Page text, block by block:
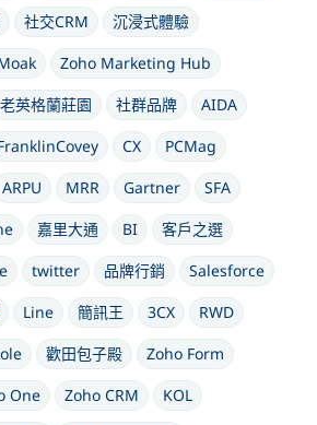
社交CRM
沉浸式體驗
Zoho Marketing Hub
老英格蘭莊園 社群品牌
AIDA
CX
PCMag
ARPU MRR Gartner
SFA
嘉里大通 BI
客戶之選
twitter 品牌行銷
Salesforce
Line 簡訊王 3CX
RWD
歡田包子殿
Zoho Form
One Zoho CRM
KOL